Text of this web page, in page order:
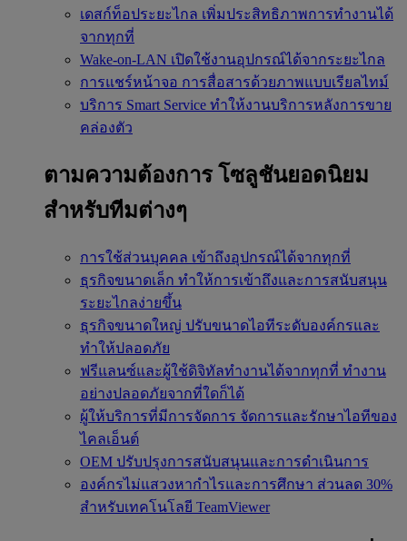
เดสก์ท็อประยะไกล เพิ่มประสิทธิภาพการทำงานได้
จากทุกที่
Wake-on-LAN เปิดใช้งานอุปกรณ์ได้จากระยะไกล
การแชร์หน้าจอ การสื่อสารด้วยภาพแบบเรียลไทม์
บริการ Smart Service ทำให้งานบริการหลังการขาย
คล่องตัว
ตามความต้องการ โซลูชันยอดนิยม
สำหรับทีมต่างๆ
การใช้ส่วนบุคคล เข้าถึงอุปกรณ์ได้จากทุกที่
ธุรกิจขนาดเล็ก ทำให้การเข้าถึงและการสนับสนุน
ระยะไกลง่ายขึ้น
ธุรกิจขนาดใหญ่ ปรับขนาดไอทีระดับองค์กรและ
ทำให้ปลอดภัย
ฟรีแลนซ์และผู้ใช้ดิจิทัลทำงานได้จากทุกที่ ทำงาน
อย่างปลอดภัยจากที่ใดก็ได้
ผู้ให้บริการที่มีการจัดการ จัดการและรักษาไอทีของ
ไคลเอ็นต์
OEM ปรับปรุงการสนับสนุนและการดำเนินการ
องค์กรไม่แสวงหากำไรและการศึกษา ส่วนลด 30%
สำหรับเทคโนโลยี TeamViewer